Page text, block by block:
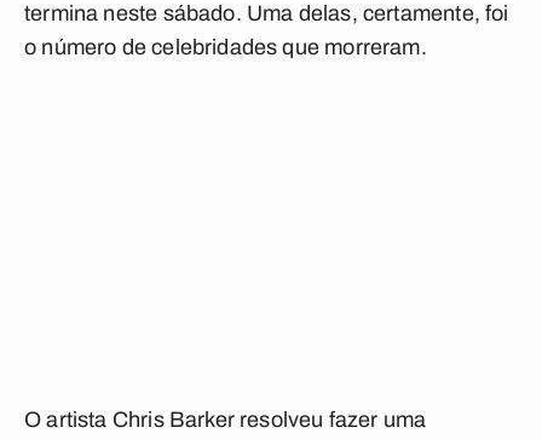
termina neste sábado. Uma delas, certamente, foi
o número de celebridades que morreram.
O artista Chris Barker resolveu fazer uma